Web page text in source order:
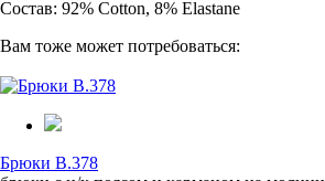
Состав: 92% Cotton, 8% Elastane
Вам тоже может потребоваться:
Брюки B.378